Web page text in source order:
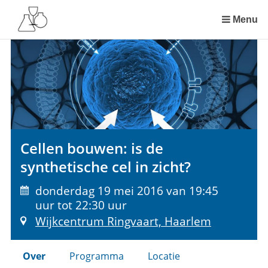
over
Spring
naar
de
inhoud
Spring
naar
menu
Menu
Cellen bouwen: is de
synthetische cel in zicht?
donderdag 19 mei 2016 van 19:45
uur tot 22:30 uur
Wijkcentrum Ringvaart, Haarlem
Over Programma Locatie